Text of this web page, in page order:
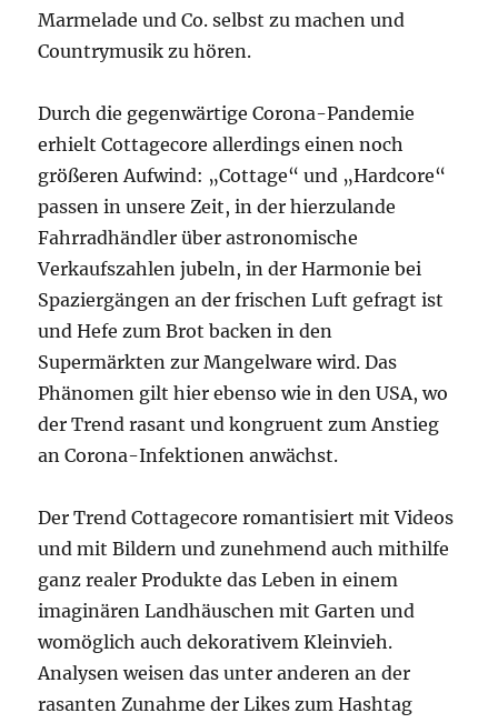
Marmelade und Co. selbst zu machen und
Countrymusik zu hören.
Durch die gegenwärtige Corona-Pandemie
erhielt Cottagecore allerdings einen noch
größeren Aufwind: „Cottage“ und „Hardcore“
passen in unsere Zeit, in der hierzulande
Fahrradhändler über astronomische
Verkaufszahlen jubeln, in der Harmonie bei
Spaziergängen an der frischen Luft gefragt ist
und Hefe zum Brot backen in den
Supermärkten zur Mangelware wird. Das
Phänomen gilt hier ebenso wie in den USA, wo
der Trend rasant und kongruent zum Anstieg
an Corona-Infektionen anwächst.
Der Trend Cottagecore romantisiert mit Videos
und mit Bildern und zunehmend auch mithilfe
ganz realer Produkte das Leben in einem
imaginären Landhäuschen mit Garten und
womöglich auch dekorativem Kleinvieh.
Analysen weisen das unter anderen an der
rasanten Zunahme der Likes zum Hashtag